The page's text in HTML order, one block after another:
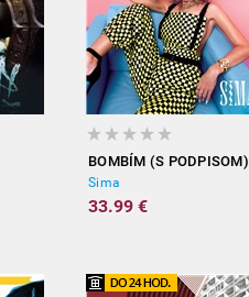
BOMBÍM (S PODPISOM)
Sima
33.99 €